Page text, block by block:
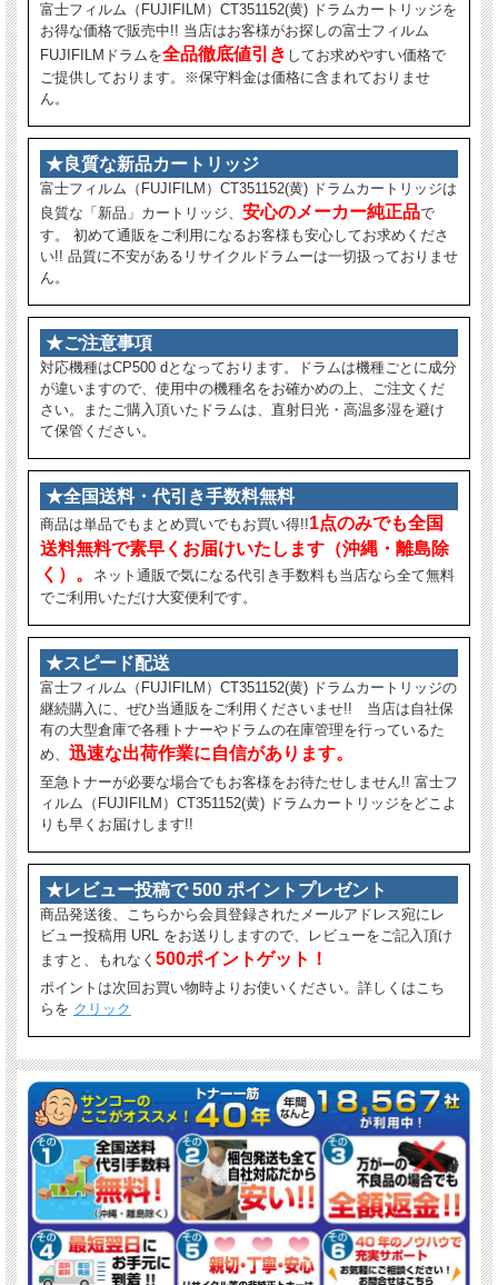
富士フィルム（FUJIFILM）CT351152(黄) ドラムカートリッジを
お得な価格で販売中!! 当店はお客様がお探しの富士フィルム
FUJIFILMドラムを全品徹底値引き してお求めやすい価格で
ご提供しております。※保守料金は価格に含まれておりませ
ん。
★良質な新品カートリッジ
富士フィルム（FUJIFILM）CT351152(黄) ドラムカートリッジは
良質な「新品」カートリッジ、 安心のメーカー純正品で
す。 初めて通販をご利用になるお客様も安心してお求めくださ
い!! 品質に不安があるリサイクルドラムーは一切扱っておりませ
ん。
★ご注意事項
対応機種はCP500 dとなっております。ドラムは機種ごとに成分
が違いますので、使用中の機種名をお確かめの上、ご注文くだ
さい。またご購入頂いたドラムは、直射日光・高温多湿を避け
て保管ください。
★全国送料・代引き手数料無料
商品は単品でもまとめ買いでもお買い得!!1点のみでも全国
送料無料で素早くお届けいたします（沖縄・離島除
く）。
ネット通販で気になる代引き手数料も当店なら全て無料
でご利用いただけ大変便利です。
★スピード配送
富士フィルム（FUJIFILM）CT351152(黄) ドラムカートリッジの
継続購入に、ぜひ当通販をご利用くださいませ!! 当店は自社保
有の大型倉庫で各種トナーやドラムの在庫管理を行っているた
め、 迅速な出荷作業に自信があります。
至急トナーが必要な場合でもお客様をお待たせしません!! 富士フ
ィルム（FUJIFILM）CT351152(黄) ドラムカートリッジをどこよ
りも早くお届けします!!
★レビュー投稿で 500 ポイントプレゼント
商品発送後、こちらから会員登録されたメールアドレス宛にレ
ビュー投稿用 URL をお送りしますので、レビューをご記入頂け
ますと、もれなく 500ポイントゲット！
ポイントは次回お買い物時よりお使いください。詳しくはこち
らを クリック